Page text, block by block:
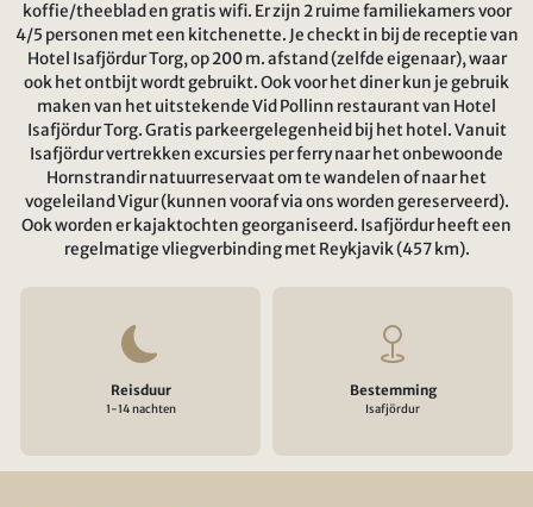
koffie/theeblad en gratis wifi. Er zijn 2 ruime familiekamers voor
4/5 personen met een kitchenette. Je checkt in bij de receptie van
Hotel Isafjördur Torg, op 200 m. afstand (zelfde eigenaar), waar
ook het ontbijt wordt gebruikt. Ook voor het diner kun je gebruik
maken van het uitstekende Vid Pollinn restaurant van Hotel
Isafjördur Torg. Gratis parkeergelegenheid bij het hotel. Vanuit
Isafjördur vertrekken excursies per ferry naar het onbewoonde
Hornstrandir natuurreservaat om te wandelen of naar het
vogeleiland Vigur (kunnen vooraf via ons worden gereserveerd).
Ook worden er kajaktochten georganiseerd. Isafjördur heeft een
regelmatige vliegverbinding met Reykjavik (457 km).
Reisduur
1-14 nachten
Bestemming
Isafjördur